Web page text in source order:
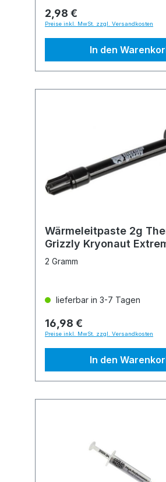
2,98 €
Preise inkl. MwSt. zzgl. Versandkosten
In den
Wärmeleitpaste 2g
Grizzly Kryonaut
2 Gramm
lieferbar in 3-7 Tagen
16,98 €
Preise inkl. MwSt. zzgl. Versandkosten
In den